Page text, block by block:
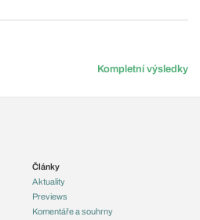
Kompletní výsledky
Články
Aktuality
Previews
Komentáře a souhrny